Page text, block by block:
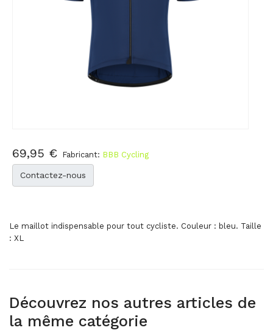
69,95 € Fabricant: BBB Cycling
Contactez-nous
Le maillot indispensable pour tout cycliste. Couleur : bleu. Taille
: XL
Découvrez nos autres articles de
la même catégorie